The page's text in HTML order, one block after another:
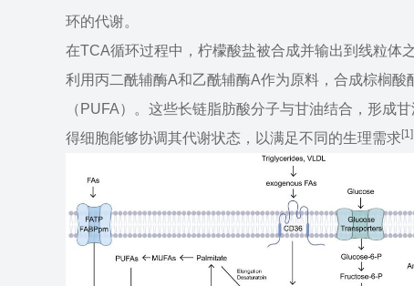
环的代谢。
在TCA循环过程中，柠檬酸盐被合成并输出到线粒体
利用丙二酰辅酶A和乙酰辅酶A作为原料，合成棕榈
（PUFA）。这些长链脂肪酸分子与甘油结合，形成
得细胞能够协调其代谢状态，以满足不同的生理需求[1]